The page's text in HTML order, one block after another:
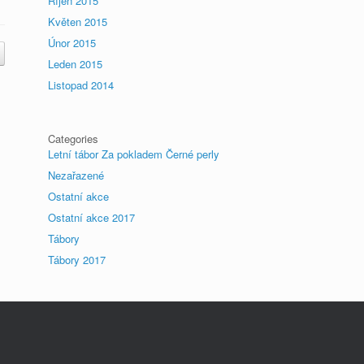
Květen 2015
Únor 2015
Leden 2015
Listopad 2014
Categories
Letní tábor Za pokladem Černé perly
Nezařazené
Ostatní akce
Ostatní akce 2017
Tábory
Tábory 2017